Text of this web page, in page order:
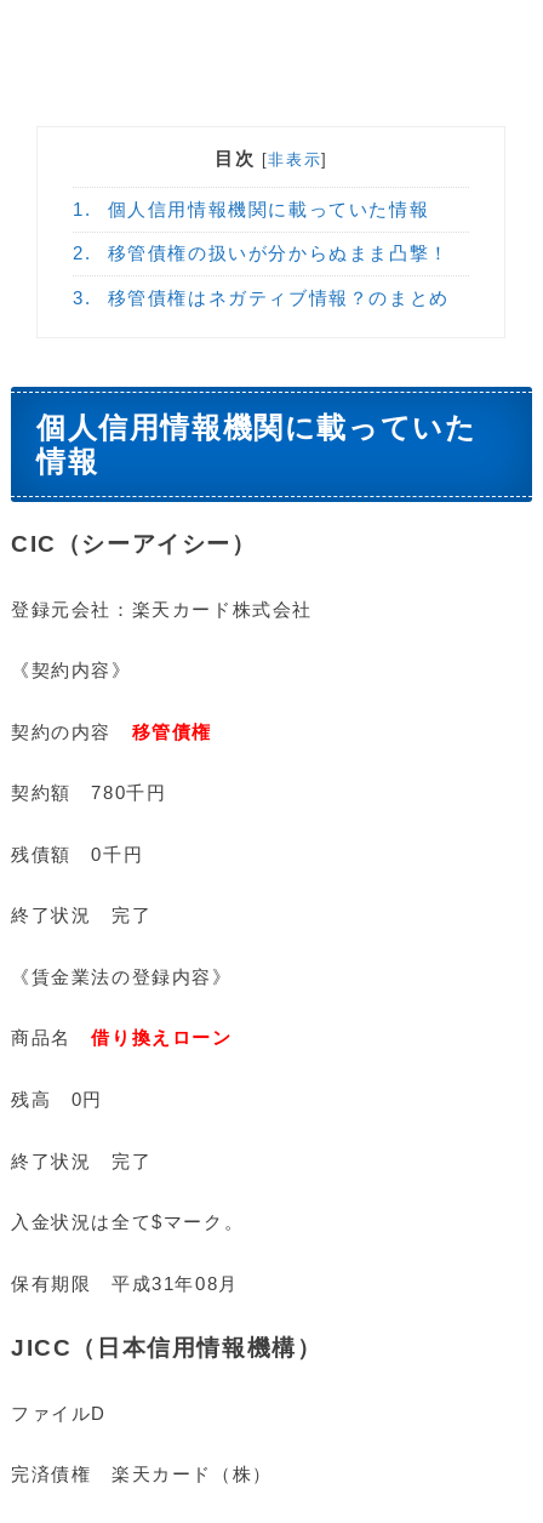
目次 [非表示]
1. 個人信用情報機関に載っていた情報
2. 移管債権の扱いが分からぬまま凸撃！
3. 移管債権はネガティブ情報？のまとめ
個人信用情報機関に載っていた
情報
CIC（シーアイシー）
登録元会社：楽天カード株式会社
《契約内容》
契約の内容 移管債権
契約額 780千円
残債額 0千円
終了状況 完了
《賃金業法の登録内容》
商品名借り換えローン
残高 0円
終了状況 完了
入金状況は全て$マーク。
保有期限 平成31年08月
JICC（日本信用情報機構）
ファイルD
完済債権 楽天カード（株）